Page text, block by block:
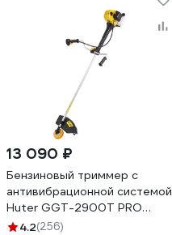
13 090 ₽
Бензиновый триммер с
антивибрационной системой
Huter GGT-2900T PRO
70/2/30
4.2(256)